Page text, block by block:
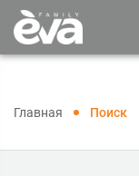
Главная Поиск